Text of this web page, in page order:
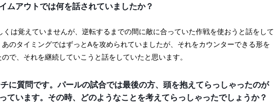
ムアウトでは何を話されていましたか？
くは覚えていませんが、逆転するまでの間に敵に合っていた作戦を使おうと話をして
あのタイミングではずっとAを攻められていましたが、それをカウンターできる形を
で、それを継続していこうと話をしていたと思います。
に質問です。パールの試合では最後の方、頭を抱えてらっしゃったのが
ています。その時、どのようなことを考えてらっしゃったでしょうか？